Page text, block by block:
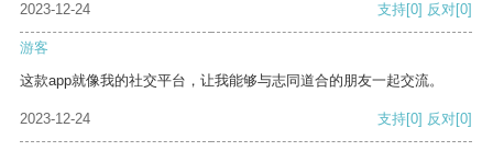
2023-12-24 支持[0] 反对[0]
游客
这款app就像我的社交平台，让我能够与志同道合的朋友一起交流。
2023-12-24 支持[0] 反对[0]